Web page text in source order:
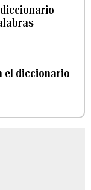
diccionario
el diccionario